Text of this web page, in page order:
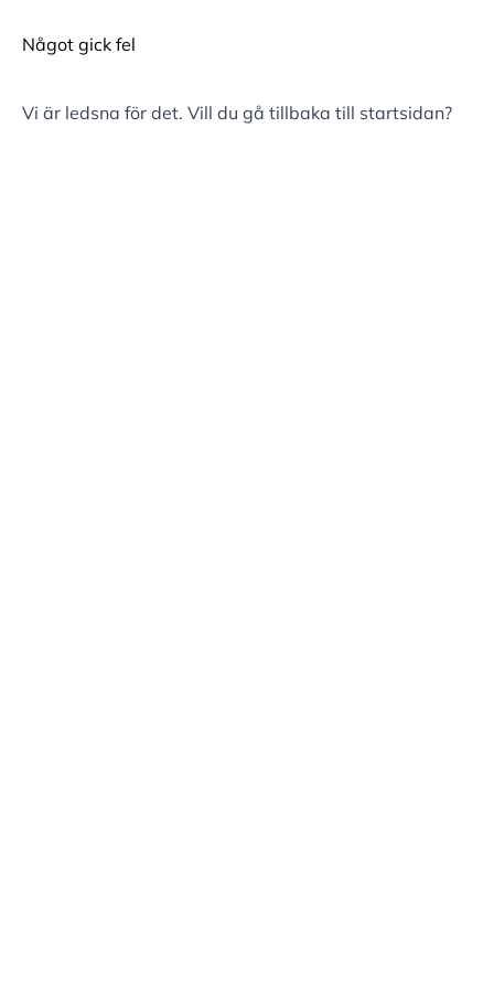
Något gick fel
Vi är ledsna för det. Vill du gå tillbaka till startsidan?